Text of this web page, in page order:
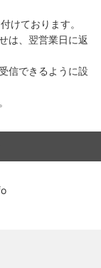
けております。
は、翌営業日に返
信できるように設